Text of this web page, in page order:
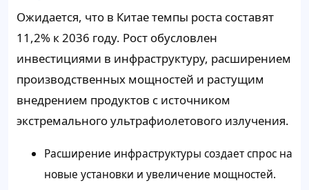
Ожидается, что в Китае темпы роста составят
11,2% к 2036 году. Рост обусловлен
инвестициями в инфраструктуру, расширением
производственных мощностей и растущим
внедрением продуктов с источником
экстремального ультрафиолетового излучения.
Расширение инфраструктуры создает спрос на
новые установки и увеличение мощностей.